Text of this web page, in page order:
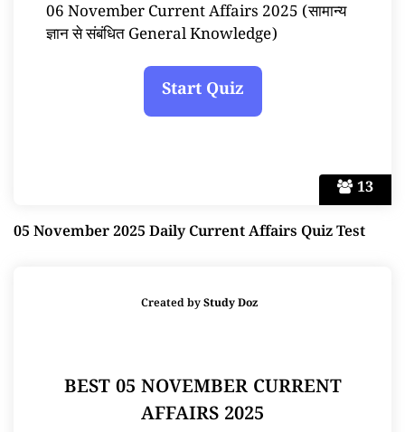
13
06 November Current Affairs 2025 (सामान्य
ज्ञान से संबंधित General Knowledge)
05 November 2025 Daily Current Affairs Quiz Test
Created byStudy Doz
BEST 05 NOVEMBER CURRENT
AFFAIRS 2025